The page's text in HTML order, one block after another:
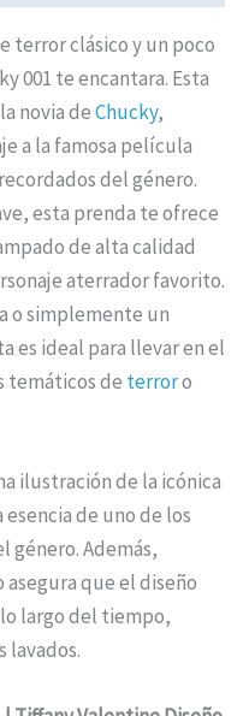
terror clásico y un poco
001 te encantara. Esta
novia deChucky,
a la famosa película
del género.
esta prenda te ofrece
de alta calidad
aterrador favorito.
o simplemente un
es ideal para llevar en el
temáticos de terroro
ilustración de la icónica
de uno de los
género. Además,
que el diseño
largo del tiempo,
lavados.